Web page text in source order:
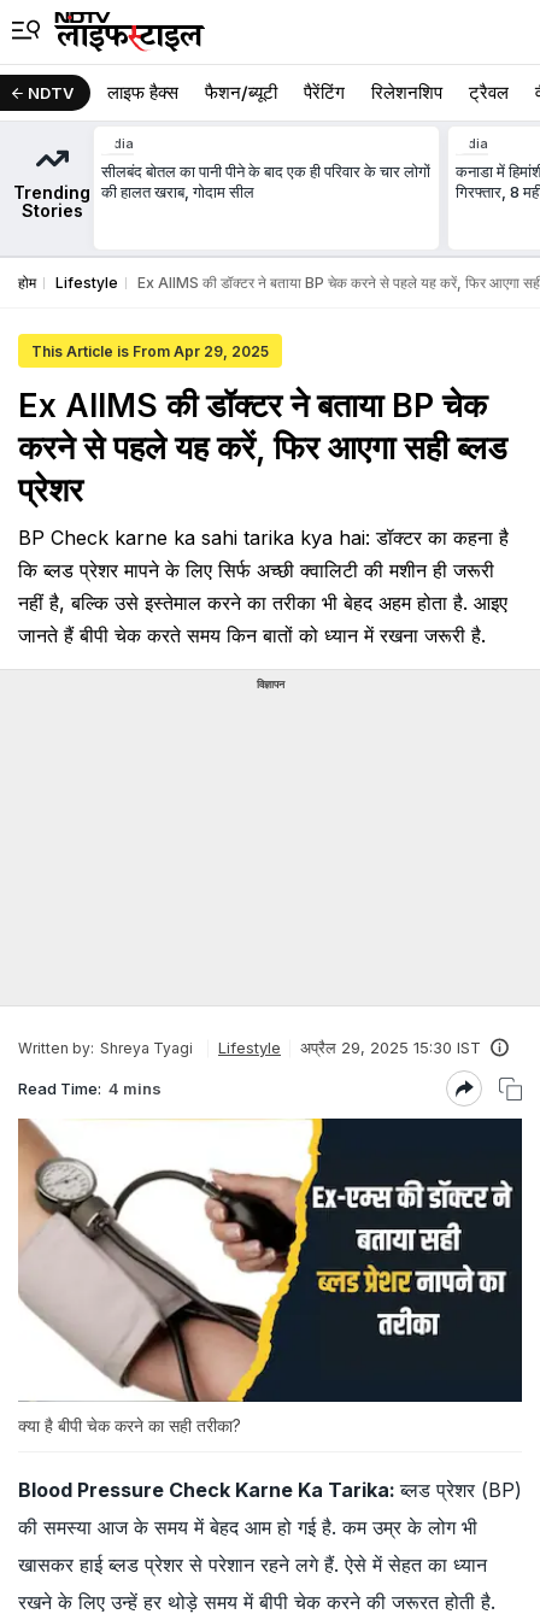
NDTV लाइफ हैक्स फैशन/ब्‍यूटी पैरेंटिंग रिलेशनशिप ट्रैवल
Trending
Stories
India
सीलबंद बोतल का पानी पीने के बाद एक ही परिवार के चार लोगों
की हालत खराब, गोदाम सील
India
कनाडा में
ग‍िरफ्तार, 8
होम Lifestyle Ex AIIMS की डॉक्टर ने बताया BP चेक करने से पहले यह करें, फ‍िर आएगा
This Article is From Apr 29, 2025
Ex AIIMS की डॉक्टर ने बताया BP चेक
करने से पहले यह करें, फ‍िर आएगा सही ब्लड
प्रेशर
BP Check karne ka sahi tarika kya hai: डॉक्टर का कहना है
कि ब्लड प्रेशर मापने के लिए सिर्फ अच्छी क्वालिटी की मशीन ही जरूरी
नहीं है, बल्कि उसे इस्तेमाल करने का तरीका भी बेहद अहम होता है. आइए
जानते हैं बीपी चेक करते समय किन बातों को ध्यान में रखना जरूरी है.
विज्ञापन
Written by: Shreya Tyagi Lifestyle अप्रैल 29, 2025 15:30 IST
Read Time: 4 mins
क्या है बीपी चेक करने का सही तरीका?
Blood Pressure Check Karne Ka Tarika:ब्लड प्रेशर (BP)
की समस्या आज के समय में बेहद आम हो गई है. कम उम्र के लोग भी
खासकर हाई ब्लड प्रेशर से परेशान रहने लगे हैं. ऐसे में सेहत का ध्यान
रखने के लिए उन्हें हर थोड़े समय में बीपी चेक करने की जरूरत होती है.